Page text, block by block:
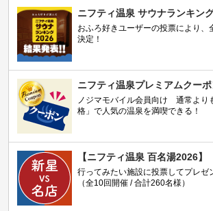
ニフティ温泉 サウナランキン
おふろ好きユーザーの投票により、
決定！
ニフティ温泉プレミアムクー
ノジマモバイル会員向け 通常より
格」で人気の温泉を満喫できる！
【ニフティ温泉 百名湯2026】
行ってみたい施設に投票してプレゼ
（全10回開催 / 合計260名様）